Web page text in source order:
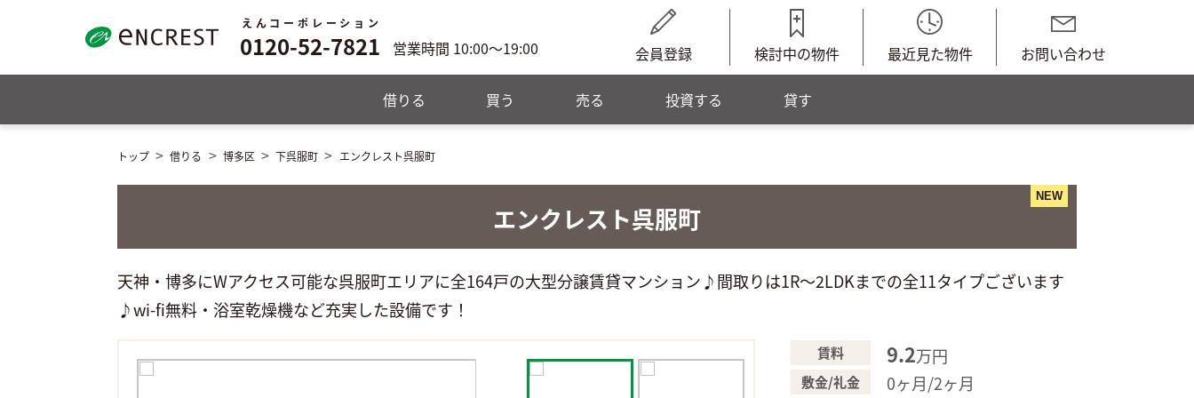
0120-52-7821
えんコーポレーション
営業時間 10:00～19:00 会員登録 検討中の物件 最近見た物件 お問い合わせ
借りる 買う 売る 投資する 貸す
トップ 借りる 博多区 下呉服町 エンクレスト呉服町
NEW
エンクレスト呉服町
天神・博多にWアクセス可能な呉服町エリアに全164戸の大型分譲賃貸マンション♪間取りは1R～2LDKまでの全11タイプございます
♪wi-fi無料・浴室乾燥機など充実した設備です！
賃料 9.2万円
敷金/礼金 0ヶ月/2ヶ月